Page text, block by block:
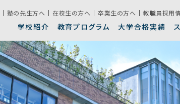
塾の先生方へ 在校生の方へ 卒業生の方へ 教職員採用
学校紹介
学校紹介動画 校長メッセージ
教育プログラム
錦城の目指す教育 特進コース
大学合格実績
クラブ活動 生徒会・委員会
年間行事 施設案内
学校説明会日程 募集要項